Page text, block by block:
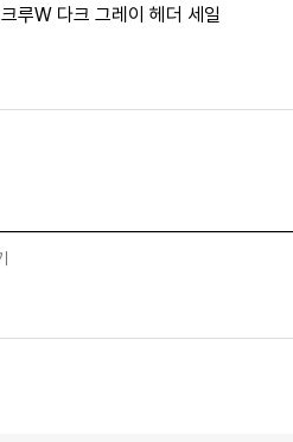
크루W 다크 그레이 헤더 세일